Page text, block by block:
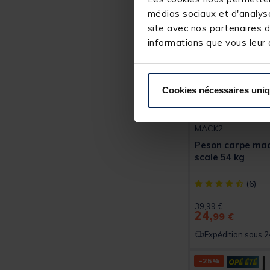
médias sociaux et
site avec nos partenaires
informations que vous
Cookies nécessaires
MACK2
Peson carpe
scale 54 kg
[object Object]
(6)
Price reduced from
39,99 €to
24,99 €
Expédition sous
-25%